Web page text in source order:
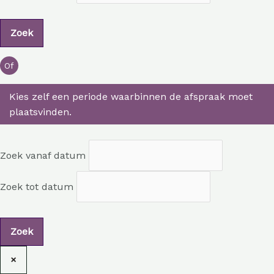
Of
Kies zelf een periode waarbinnen de afspraak moet
plaatsvinden.
Zoek vanaf datum
Zoek tot datum
×